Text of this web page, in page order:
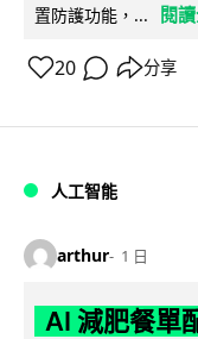
置防護功能，...
閱
20 分享
人工智能
arthur 1 日
AI 減肥餐單